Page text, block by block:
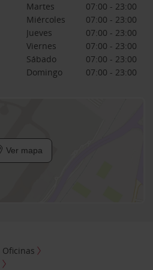
Martes
07:00 - 23:00
Miércoles
07:00 - 23:00
Jueves
07:00 - 23:00
Viernes
07:00 - 23:00
Sábado
07:00 - 23:00
Domingo
07:00 - 23:00
Ver mapa
Oficinas